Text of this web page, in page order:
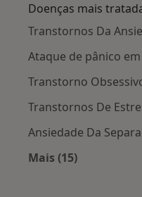
Doenças mais
Transtornos Da
Ataque de pânico
Transtorno
Transtornos De
Ansiedade Da
Mais (15)